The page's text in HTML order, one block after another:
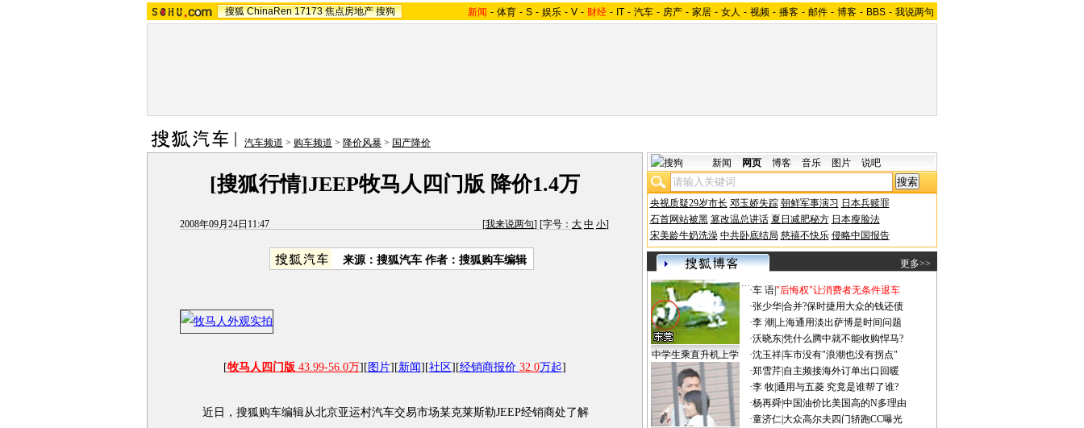
搜狐 ChinaRen 17173 焦点房地产 搜狗 新闻 - 体育 - S - 娱乐 - V - 财经 - IT - 汽车 - 房产 - 家居 - 女人 - 视频 - 播客 - 邮件 - 博客 - BBS - 我说两句
汽车频道 > 购车频道 > 降价风暴 > 国产降价
[搜狐行情]JEEP牧马人四门版 降价1.4万
2008年09月24日11:47 [我来说两句] [字号： 大 中 小]
来源：搜狐汽车 作者：搜狐购车编辑
[牧马人四门版 43.99-56.0万][ 图片][新闻][社区][经销商报价 32.0万起]
近日，搜狐购车编辑从北京亚运村汽车交易市场某克莱斯勒JEEP经销商处了解
新闻 网页 博客 音乐 图片 说吧
央视质疑29岁市长 邓玉娇失踪 朝鲜军事演习 日本兵赎罪
石首网站被黑 篡改温总讲话 夏日减肥秘方 日本瘦脸法
宋美龄牛奶洗澡 中共卧底结局 慈禧不快乐 侵略中国报告
更多>>
中学生乘直升机上学
·车 语|"后悔权"让消费者无条件退车
·张少华|合并?保时捷用大众的钱还债
·李 潮 上海通用淡出萨博是时间问题
·沃晓东|凭什么腾中就不能收购悍马?
·沈玉祥|车市没有"浪潮也没有拐点"
·郑雪芹| 自主频接海外订单出口回暖
·李 牧|通用与五菱 究竟是谁帮了谁?
·杨再舜|中国油价比美国高的N多理由
·童济仁|大众高尔夫四门轿跑CC曝光